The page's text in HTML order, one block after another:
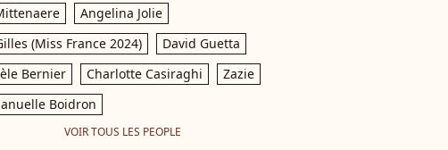
Angelina Jolie
(Miss France 2024)
David Guetta
Bernier
Charlotte Casiraghi
Zazie
Boidron
VOIR TOUS LES PEOPLE